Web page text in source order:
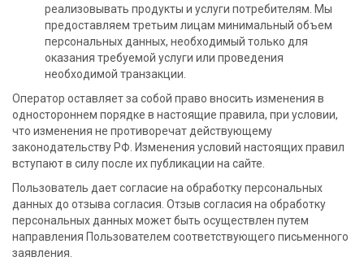
реализовывать продукты и услуги потребителям. Мы
предоставляем третьим лицам минимальный объем
персональных данных, необходимый только для
оказания требуемой услуги или проведения
необходимой транзакции.
Оператор оставляет за собой право вносить изменения в
одностороннем порядке в настоящие правила, при условии,
что изменения не противоречат действующему
законодательству РФ. Изменения условий настоящих правил
вступают в силу после их публикации на сайте.
Пользователь дает согласие на обработку персональных
данных до отзыва согласия. Отзыв согласия на обработку
персональных данных может быть осуществлен путем
направления Пользователем соответствующего письменного
заявления.